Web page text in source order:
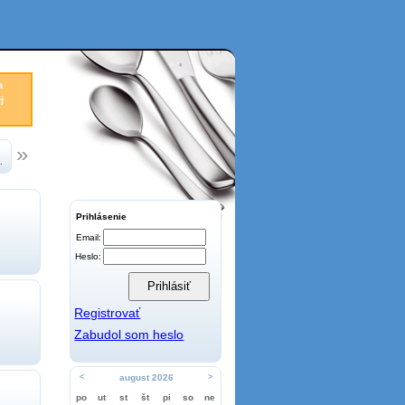
Prihlásenie
Email:
Heslo:
Registrovať
Zabudol som heslo
< august 2026 >
po ut st št pi so ne